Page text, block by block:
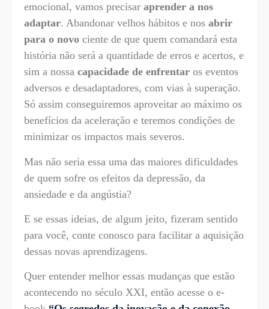
emocional, vamos precisar aprender a nos
adaptar. Abandonar velhos hábitos e nos abrir
para o novo ciente de que quem comandará esta
história não será a quantidade de erros e acertos, e
sim a nossa capacidade de enfrentar os eventos
adversos e desadaptadores, com vias à superação.
Só assim conseguiremos aproveitar ao máximo os
benefícios da aceleração e teremos condições de
minimizar os impactos mais severos.
Mas não seria essa uma das maiores dificuldades
de quem sofre os efeitos da depressão, da
ansiedade e da angústia?
E se essas ideias, de algum jeito, fizeram sentido
para você, conte conosco para facilitar a aquisição
dessas novas aprendizagens.
Quer entender melhor essas mudanças que estão
acontecendo no século XXI, então acesse o e-